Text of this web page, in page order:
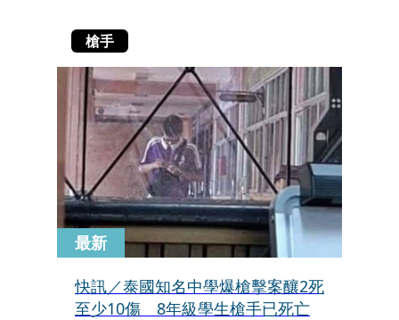
槍手
最新
快訊／泰國知名中學爆槍擊案釀2死
至少10傷 8年級學生槍手已死亡